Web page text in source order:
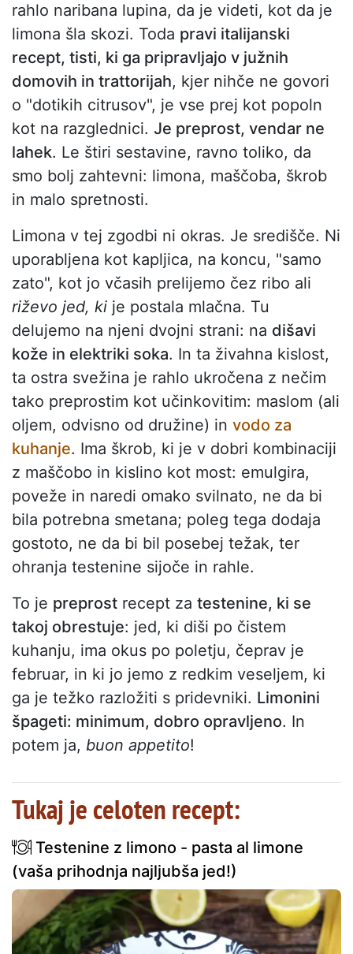
rahlo naribana lupina, da je videti, kot da je
limona šla skozi. Toda pravi italijanski
recept, tisti, ki ga pripravljajo v južnih
domovih in trattorijah, kjer nihče ne govori
o "dotikih citrusov", je vse prej kot popoln
kot na razglednici. Je preprost, vendar ne
lahek. Le štiri sestavine, ravno toliko, da
smo bolj zahtevni: limona, maščoba, škrob
in malo spretnosti.
Limona v tej zgodbi ni okras. Je središče. Ni
uporabljena kot kapljica, na koncu, "samo
zato", kot jo včasih prelijemo čez ribo ali
riževo jed, ki je postala mlačna. Tu
delujemo na njeni dvojni strani: na dišavi
kože in elektriki soka. In ta živahna kislost,
ta ostra svežina je rahlo ukročena z nečim
tako preprostim kot učinkovitim: maslom (ali
oljem, odvisno od družine) in vodo za
kuhanje. Ima škrob, ki je v dobri kombinaciji
z maščobo in kislino kot most: emulgira,
poveže in naredi omako svilnato, ne da bi
bila potrebna smetana; poleg tega dodaja
gostoto, ne da bi bil posebej težak, ter
ohranja testenine sijoče in rahle.
To je preprost recept za testenine, ki se
takoj obrestuje: jed, ki diši po čistem
kuhanju, ima okus po poletju, čeprav je
februar, in ki jo jemo z redkim veseljem, ki
ga je težko razložiti s pridevniki. Limonini
špageti: minimum, dobro opravljeno. In
potem ja, buon appetito!
Tukaj je celoten recept:
Testenine z limono - pasta al limone
(vaša prihodnja najljubša jed!)